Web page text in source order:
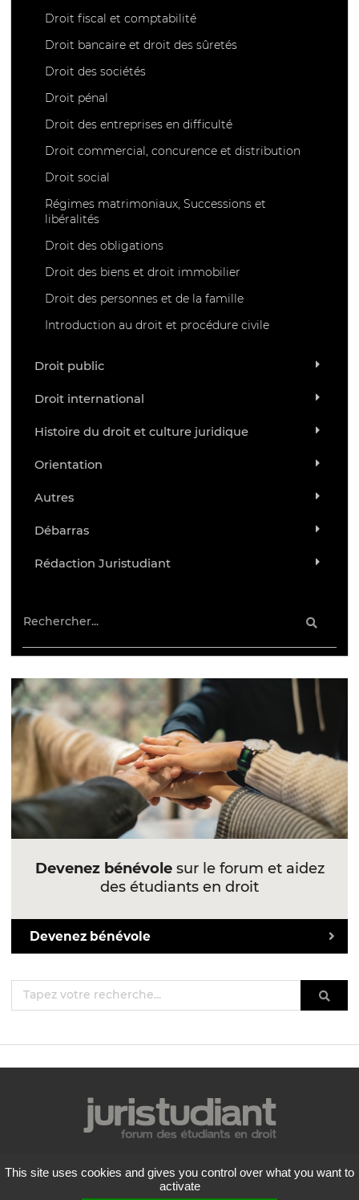
Droit fiscal et comptabilité
Droit bancaire et droit des sûretés
Droit des sociétés
Droit pénal
Droit des entreprises en difficulté
Droit commercial, concurence et distribution
Droit social
Régimes matrimoniaux, Successions et
libéralités
Droit des obligations
Droit des biens et droit immobilier
Droit des personnes et de la famille
Introduction au droit et procédure civile
Droit public
Droit international
Histoire du droit et culture juridique
Orientation
Autres
Débarras
Rédaction Juristudiant
Devenez bénévolesur le forum et aidez
des étudiants en droit
Devenez bénévole
Mentions légales
Politique de confidentialité
This site uses cookies and gives you control over what you want to
activate